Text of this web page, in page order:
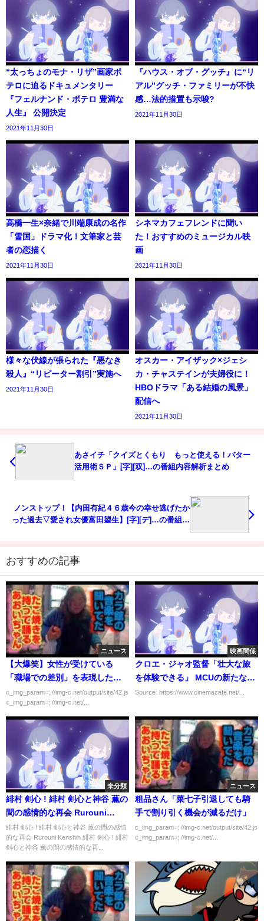
“太っちょのモナ・リザ”画家ボ
テロに迫るドキュメンタリー
『フェルナンド・ボテロ 豊満な
人生』 公開決定
2021年11月30日
『ハウス・オブ・グッチ』に“リ
アル”グッチ・ファミリーが不快
感…法的措置も示唆?
2021年11月30日
高橋一生×奈緒で川端康成の名作
「雪国」ドラマ化！文筆家と芸
者の恋描く
2021年11月30日
シネマカフェフレンドに聞い
た！おすすめのミュージカル映
画
2021年11月30日
様々な伏線が張られた『悪なき
殺人』“リピーター割引”実施へ
2021年11月30日
オスカー・アイザック×ジェシ
カ・チャステインが夫婦役に！
HBOドラマ「ある結婚の風景」
配信へ
2021年11月30日
あさイチ「クイズとくもり もっと使える！バター
活用術ＳＰ」[字][双]…の番組内容解析まとめ
ノンストップ！【内田有紀４６歳今の幸せ逃げたか
った過去▽愛され女優富田望生】[字][デ]…の番組内
おすすめの記事
ニュース
【大爆笑】女性が受けている
「職場での差別」を表現した映
像ｗｗｗｗｗ
c_img_param=; //img-c.net/output/site/42.js
c_img_param=; //img-c.net/...
映画関係
クロエ・ジャオ監督「壮大な旅
を体験できる」 MCUの新たな物
語『エターナルズ』特別映像
Source: https://www.cinemacafe.net/...
未分類
緋村 剣心 ! 緋村 剣心と神谷 薫の
間の感情的な再会 Rurouni
Kenshin
緋村 剣心 ! 緋村 剣心と神谷 薫の間の感情
的な再会 Rurouni Kenshin 緋村 剣心 ! 緋村
剣心と神谷 薫の間の感情的な再...
ニュース
粗品さん「菜七子引退しても騎
手で割り引く機会が減るだけ」
c_img_param=; //img-c.net/output/site/42.js
c_img_param=; //img-c.net/...